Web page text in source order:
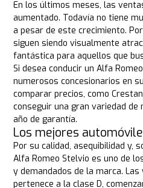
En los últimos meses, las
aumentado. Todavía no tiene
a pesar de este crecimiento.
siguen siendo visualmente
fantástica para aquellos que
Si desea conducir un Alfa
numerosos concesionarios en
comparar precios, como
conseguir una gran variedad de
año de garantía.
Los mejores
Por su calidad, asequibilidad y,
Alfa Romeo Stelvio es uno de
y demandados de la marca.
pertenece a la clase D,